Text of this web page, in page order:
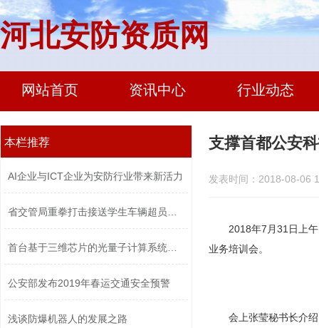
河北安防资质网
网站首页 资讯中心 行业动态
本栏推荐
AI企业与ICT企业为安防行业带来新活力
公安部发布2019年春运交通安全预警
浅谈防爆机器人的发展之路
支撑首都公安
发表时间：2018-08-06
2018年7月31日上
业务培训会。
会上张莹秘书长介